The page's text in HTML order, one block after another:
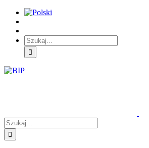
Skip
Treść
główna
Skip
Menu
główne
Skip
Menu
dodatkowe
Szukaj
Śledź
Szukaj